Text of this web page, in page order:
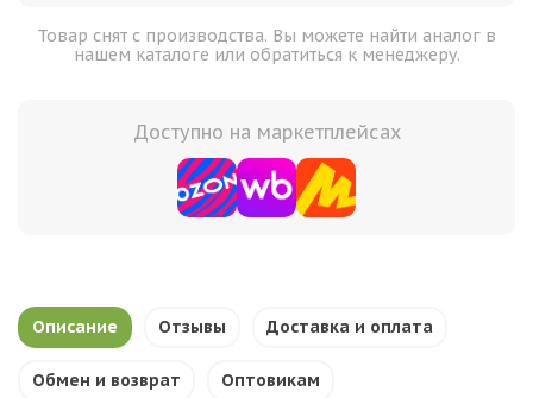
Товар снят с производства. Вы можете найти аналог в
нашем каталоге или обратиться к менеджеру.
Доступно на маркетплейсах
Описание Отзывы Доставка и оплата
Обмен и возврат Оптовикам